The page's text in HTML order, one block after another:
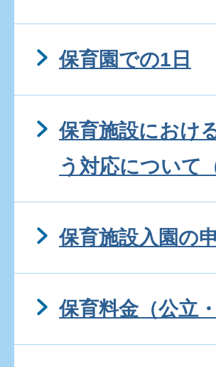
保育園での1日
保育施設におけ
う対応について
保育施設入園の
保育料金（公立